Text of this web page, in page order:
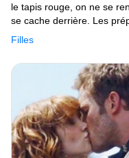
Filles
le tapis rouge, on ne se
se cache derrière. Les
peuvent prendre des
entourées d’équipes de
et même de couturières.
bien, les vedettes et leurs